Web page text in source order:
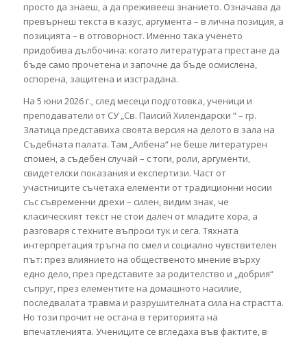
просто да знаеш, а да преживееш знанието. Означава да
превърнеш текста в казус, аргумента – в лична позиция, а
позицията – в отговорност. Именно така ученето
придобива дълбочина: когато литературата престане да
бъде само прочетена и започне да бъде осмислена,
оспорена, защитена и изстрадана.
На 5 юни 2026 г., след месеци подготовка, ученици и
преподаватели от СУ „Св. Паисий Хилендарски “ – гр.
Златица представиха своята версия на делото в зала на
Съдебната палата. Там „Албена“ не беше литературен
спомен, а съдебен случай – с тоги, роли, аргументи,
свидетелски показания и експертизи. Част от
участниците съчетаха елементи от традиционни носии
със съвременни дрехи – силен, видим знак, че
класическият текст не стои далеч от младите хора, а
разговаря с техните въпроси тук и сега. Тяхната
интерпретация тръгна по смел и социално чувствителен
път: през влиянието на общественото мнение върху
едно дело, през представите за родителство и „добрия“
съпруг, през елементите на домашното насилие,
последвалата травма и разрушителната сила на страстта.
Но този прочит не остана в територията на
впечатленията. Учениците се вгледаха във фактите, в